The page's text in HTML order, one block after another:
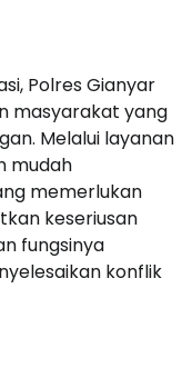
Polres Gianyar
masyarakat yang
Melalui layanan
mudah
memerlukan
keseriusan
fungsinya
konflik